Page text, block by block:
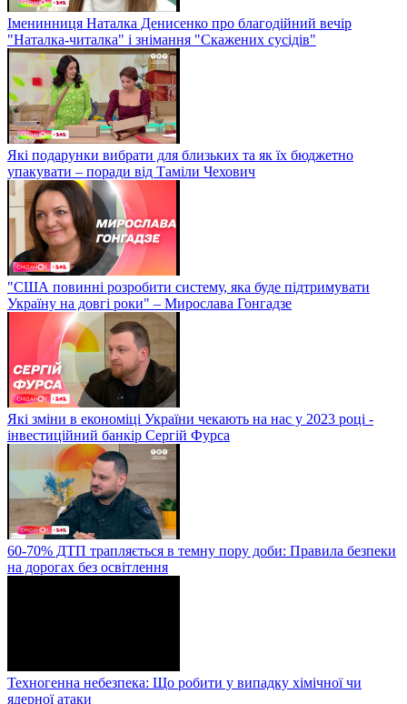
Іменинниця Наталка Денисенко про благодійний вечір
"Наталка-читалка" і знімання "Скажених сусідів"
Які подарунки вибрати для близьких та як їх бюджетно
упакувати – поради від Таміли Чехович
"США повинні розробити систему, яка буде підтримувати
Україну на довгі роки" – Мирослава Гонгадзе
Які зміни в економіці України чекають на нас у 2023 році -
інвестиційний банкір Сергій Фурса
60-70% ДТП трапляється в темну пору доби: Правила безпеки
на дорогах без освітлення
Техногенна небезпека: Що робити у випадку хімічної чи
ядерної атаки